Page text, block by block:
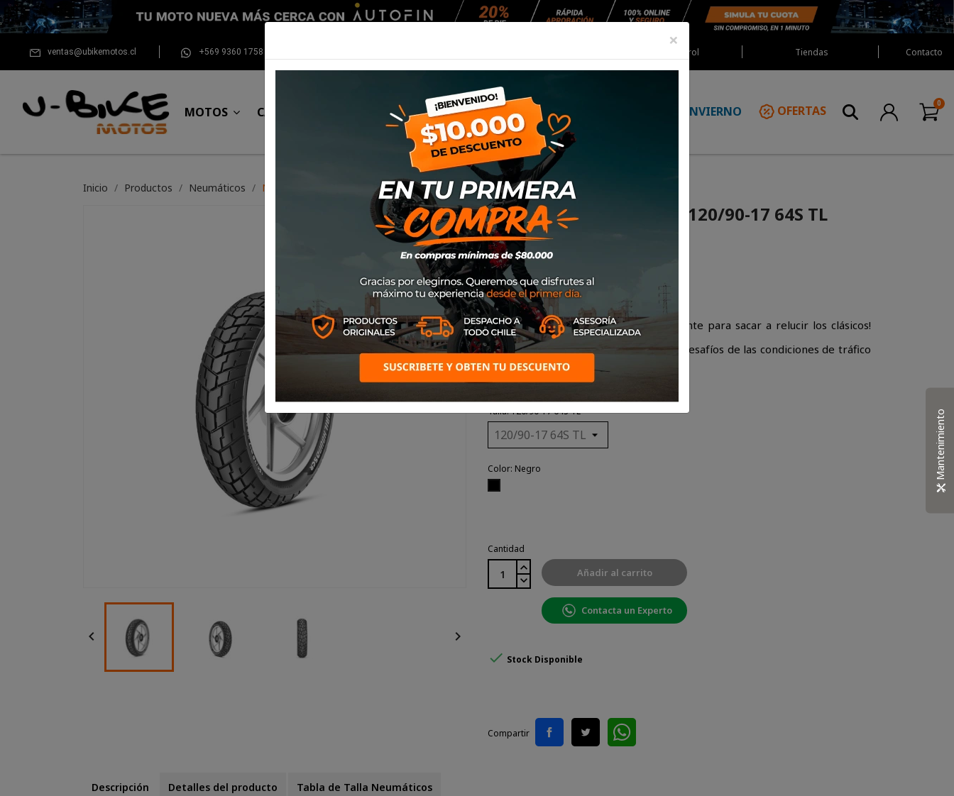
ventas@ubikemotos.cl +569 9360 1758 Red Castrol Tiendas Contacto
MOTOS CASCOS EQUIPAMIENTO NEUMÁTICOS MANTENCIÓN INVIERNO OFERTAS
Inicio Productos Neumáticos NEUMATICO EUROGRIP 120/90-17 64S TL TRAILHOUND SCR
 
NEUMATICO EUROGRIP 120/90-17 64S TL
TRAILHOUND SCR
SKU3MCY81297SCR11
$105.000
TrailHound SCR
¡No hay mejor momento que el presente para sacar a relucir los clásicos!
Trailhound SCR pone
a todos los motociclistas al día con los desafíos de las condiciones de tráfico
modernas,
manteniendo su encanto original.
Talla: 120/90-17 64S TL
Color: Negro
Cantidad
Añadir al carrito
Contacta un Experto
 Stock Disponible
Compartir
Descripción Detalles del producto Tabla de Talla Neumáticos
×
Mantenimiento